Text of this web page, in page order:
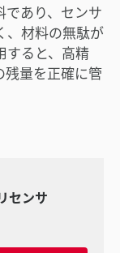
であり、センサ
、材料の無駄が
すると、高精
残量を正確に管
センサ